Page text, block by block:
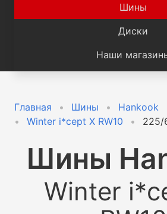
Шины
Диски
Наши
Главная Шины
Hankook
Winter i*cept X RW10
225/
Шины
Winter